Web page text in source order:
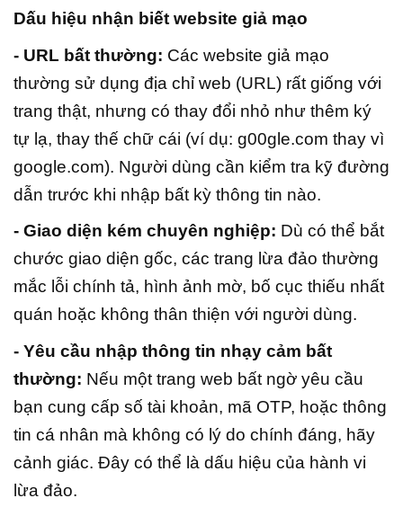
Dấu hiệu nhận biết website giả mạo
- URL bất thường: Các website giả mạo
thường sử dụng địa chỉ web (URL) rất giống với
trang thật, nhưng có thay đổi nhỏ như thêm ký
tự lạ, thay thế chữ cái (ví dụ: g00gle.com thay vì
google.com). Người dùng cần kiểm tra kỹ đường
dẫn trước khi nhập bất kỳ thông tin nào.
- Giao diện kém chuyên nghiệp: Dù có thể bắt
chước giao diện gốc, các trang lừa đảo thường
mắc lỗi chính tả, hình ảnh mờ, bố cục thiếu nhất
quán hoặc không thân thiện với người dùng.
- Yêu cầu nhập thông tin nhạy cảm bất
thường: Nếu một trang web bất ngờ yêu cầu
bạn cung cấp số tài khoản, mã OTP, hoặc thông
tin cá nhân mà không có lý do chính đáng, hãy
cảnh giác. Đây có thể là dấu hiệu của hành vi
lừa đảo.